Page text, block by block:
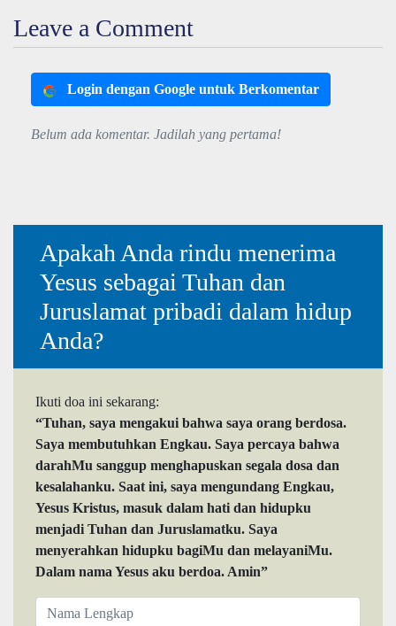
Leave a Comment
Login dengan Google untuk Berkomentar
Belum ada komentar. Jadilah yang pertama!
Apakah Anda rindu menerima
Yesus sebagai Tuhan dan
Juruslamat pribadi dalam hidup
Anda?
Ikuti doa ini sekarang:
“Tuhan, saya mengakui bahwa saya orang berdosa.
Saya membutuhkan Engkau. Saya percaya bahwa
darahMu sanggup menghapuskan segala dosa dan
kesalahanku. Saat ini, saya mengundang Engkau,
Yesus Kristus, masuk dalam hati dan hidupku
menjadi Tuhan dan Juruslamatku. Saya
menyerahkan hidupku bagiMu dan melayaniMu.
Dalam nama Yesus aku berdoa. Amin”